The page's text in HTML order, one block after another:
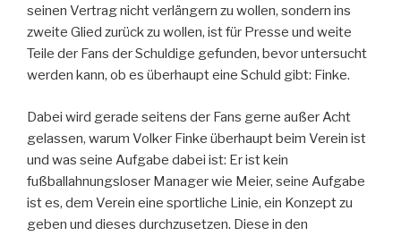
seinen Vertrag nicht verlängern zu wollen, sondern ins
zweite Glied zurück zu wollen, ist für Presse und weite
Teile der Fans der Schuldige gefunden, bevor untersucht
werden kann, ob es überhaupt eine Schuld gibt: Finke.
Dabei wird gerade seitens der Fans gerne außer Acht
gelassen, warum Volker Finke überhaupt beim Verein ist
und was seine Aufgabe dabei ist: Er ist kein
fußballahnungsloser Manager wie Meier, seine Aufgabe
ist es, dem Verein eine sportliche Linie, ein Konzept zu
geben und dieses durchzusetzen. Diese in den